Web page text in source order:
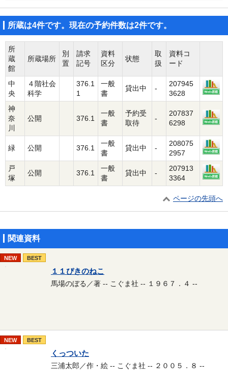
所蔵は4件です。現在の予約件数は2件です。
所
蔵
館
所蔵場所
別
置
請求
記号
資料
区分
状態
取
扱
資料コ
ード
中
央
４階社会
科学
376.1
1
一般
書
貸出中 -
207945
3628
神
奈
川
公開 376.1
一般
書
予約受
取待
-
207837
6298
緑 公開 376.1
一般
書
貸出中 -
208075
2957
戸
塚
公開 376.1
一般
書
貸出中 -
207913
3364
ページの先頭へ
関連資料
NEW BEST
１１ぴきのねこ
馬場のぼる／著 -- こぐま社 -- １９６７．４ --
NEW BEST
くっついた
三浦太郎／作・絵 -- こぐま社 -- ２００５．８ --